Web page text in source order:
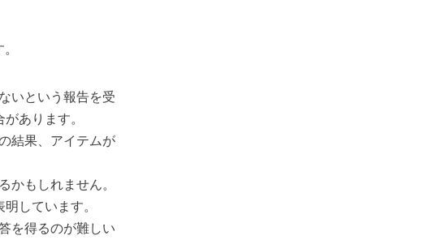
いという報告を受
あります。
結果、アイテムが
かもしれません。
しています。
を得るのが難しい